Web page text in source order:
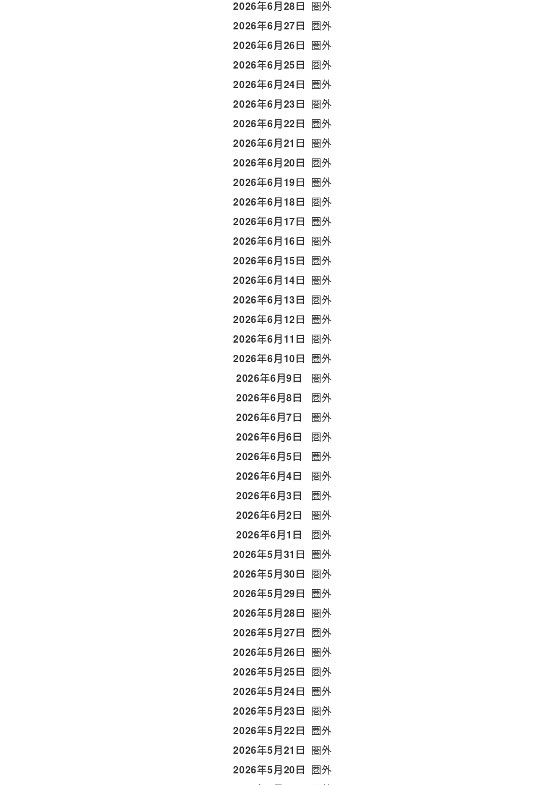
2026年6月28日 圏外
2026年6月27日 圏外
2026年6月26日 圏外
2026年6月25日 圏外
2026年6月24日 圏外
2026年6月23日 圏外
2026年6月22日 圏外
2026年6月21日 圏外
2026年6月20日 圏外
2026年6月19日 圏外
2026年6月18日 圏外
2026年6月17日 圏外
2026年6月16日 圏外
2026年6月15日 圏外
2026年6月14日 圏外
2026年6月13日 圏外
2026年6月12日 圏外
2026年6月11日 圏外
2026年6月10日 圏外
2026年6月9日
圏外
2026年6月8日
圏外
2026年6月7日
圏外
2026年6月6日
圏外
2026年6月5日
圏外
2026年6月4日
圏外
2026年6月3日
圏外
2026年6月2日
圏外
2026年6月1日
圏外
2026年5月31日 圏外
2026年5月30日 圏外
2026年5月29日 圏外
2026年5月28日 圏外
2026年5月27日 圏外
2026年5月26日 圏外
2026年5月25日 圏外
2026年5月24日 圏外
2026年5月23日 圏外
2026年5月22日 圏外
2026年5月21日 圏外
2026年5月20日 圏外